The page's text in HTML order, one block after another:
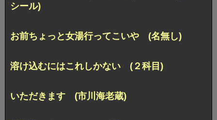
シール)
お前ちょっと女湯行ってこいや (名無し)
溶け込むにはこれしかない (２科目)
いただきます (市川海老蔵)